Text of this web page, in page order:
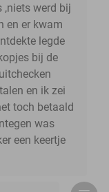
,niets werd bij
en er kwam
legde
bij de
en ik zei
toch betaald
was
een keertje